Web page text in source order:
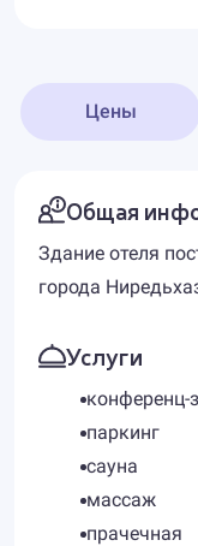
Цены
Общая
Здание отеля
города
Услуги
конференц-
паркинг
сауна
массаж
прачечная